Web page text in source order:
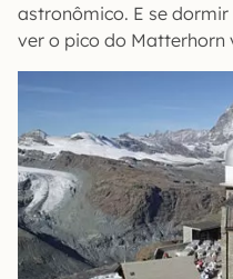
astronômico. E se
ver o pico do